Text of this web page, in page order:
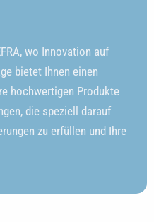
wo Innovation auf
bietet Ihnen einen
hochwertigen Produkte
die speziell darauf
zu erfüllen und Ihre